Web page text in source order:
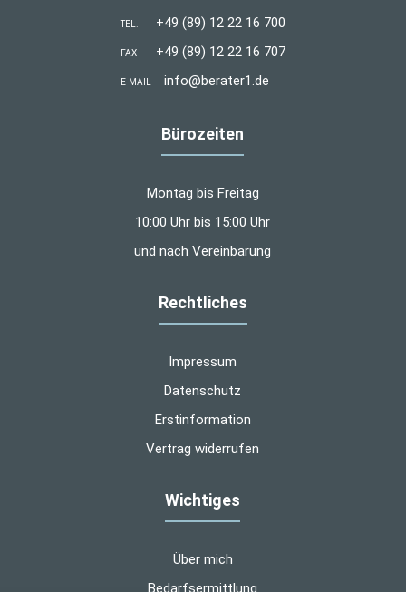
TEL. +49 (89) 12 22 16 700
FAX +49 (89) 12 22 16 707
E-MAIL info@berater1.de
Bürozeiten
Montag bis Freitag
10:00 Uhr bis 15:00 Uhr
und nach Vereinbarung
Rechtliches
Impressum
Datenschutz
Erstinformation
Vertrag widerrufen
Wichtiges
Über mich
Bedarfsermittlung